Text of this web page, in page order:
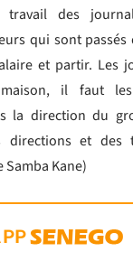
des
qui sont passés
et partir. Les
il faut
la direction du
directions et des
Samba Kane)